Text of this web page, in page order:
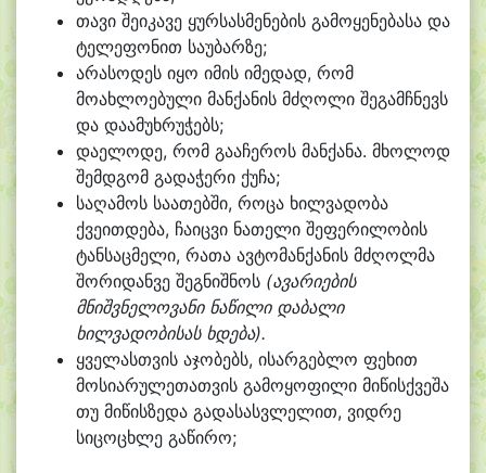
თავი შეიკავე ყურსასმენების გამოყენებასა და
ტელეფონით საუბარზე;
არასოდეს იყო იმის იმედად, რომ
მოახლოებული მანქანის მძღოლი შეგამჩნევს
და დაამუხრუჭებს;
დაელოდე, რომ გააჩეროს მანქანა. მხოლოდ
შემდგომ გადაჭერი ქუჩა;
საღამოს საათებში, როცა ხილვადობა
ქვეითდება, ჩაიცვი ნათელი შეფერილობის
ტანსაცმელი, რათა ავტომანქანის მძღოლმა
შორიდანვე შეგნიშნოს (ავარიების
მნიშვნელოვანი ნაწილი დაბალი
ხილვადობისას ხდება).
ყველასთვის აჯობებს, ისარგებლო ფეხით
მოსიარულეთათვის გამოყოფილი მიწისქვეშა
თუ მიწისზედა გადასასვლელით, ვიდრე
სიცოცხლე გაწირო;